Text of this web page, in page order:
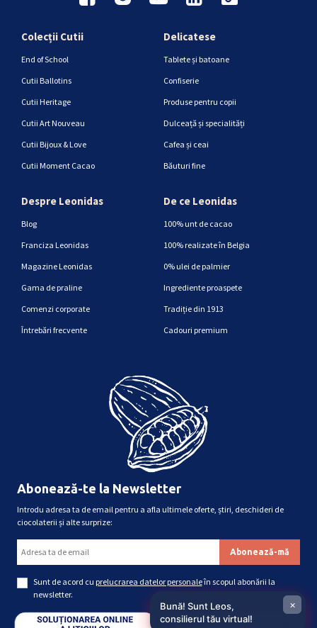
Colecții Cutii
End of School
Cutii Ballotins
Cutii Heritage
Cutii Art Nouveau
Cutii Bijoux & Love
Cutii Moment Cacao
Delicatese
Tablete și batoane
Confiserie
Produse pentru copii
Dulceață și specialități
Cafea și ceai
Băuturi fine
Despre Leonidas
Blog
Franciza Leonidas
Magazine Leonidas
Gama de praline
Comenzi corporate
Întrebări frecvente
De ce Leonidas
100% unt de cacao
100% realizate în Belgia
0% ulei de palmier
Ingrediente proaspete
Tradiție din 1913
Cadouri premium
Abonează-te la Newsletter
Introdu adresa ta de email pentru a afla ultimele oferte, știri, deschideri de
ciocolaterii și alte surprize:
Sunt de acord cu prelucrarea datelor personaleîn scopul abonării la
newsletter.
Bună! Sunt Leos,
consilierul tău virtual!
×